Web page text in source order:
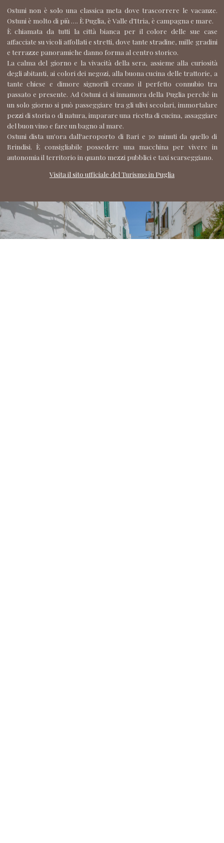
Ostuni non è solo una classica meta dove trascorrere le vacanze.
Ostuni è molto di più …. È Puglia, è Valle d’Itria, è campagna e mare.
È chiamata da tutti la città bianca per il colore delle sue case
affacciate su vicoli affollati e stretti, dove tante stradine, mille gradini
e terrazze panoramiche danno forma al centro storico.
La calma del giorno e la vivacità della sera, assieme alla curiosità
degli abitanti, ai colori dei negozi, alla buona cucina delle trattorie, a
tante chiese e dimore signorili creano il perfetto connubio tra
passato e presente. Ad Ostuni ci si innamora della Puglia perché in
un solo giorno si può passeggiare tra gli ulivi secolari, immortalare
pezzi di storia o di natura, imparare una ricetta di cucina, assaggiare
del buon vino e fare un bagno al mare.
Ostuni dista un'ora dall'aeroporto di Bari e 30 minuti da quello di
Brindisi. È consigliabile possedere una macchina per vivere in
autonomia il territorio in quanto mezzi pubblici e taxi scarseggiano.
Visita il sito ufficiale del Turismo in Puglia